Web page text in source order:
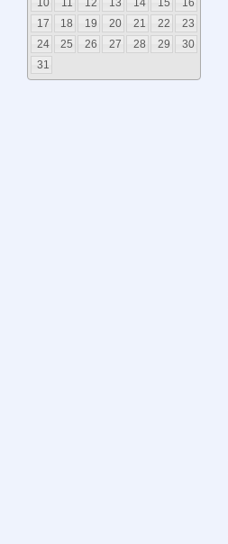
10
11 12 13 14 15
16
17
18 19 20 21 22
23
24
25 26 27 28 29
30
31